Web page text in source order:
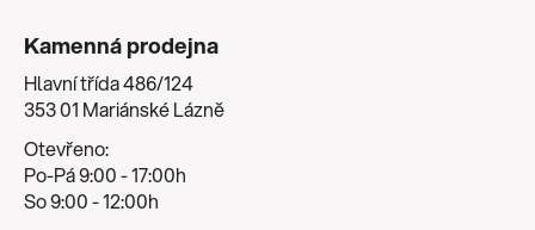
Kamenná prodejna
Hlavní třída 486/124
353 01 Mariánské Lázně
Otevřeno:
Po-Pá 9:00 - 17:00h
So 9:00 - 12:00h